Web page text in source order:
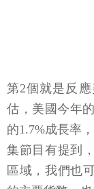
第2個就是反
估，美國今年
的1.7%成長率
集節目有提到
區域，我們也